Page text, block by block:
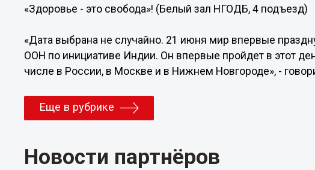
«Здоровье - это свобода»! (Белый зал НГОДБ, 4 подъезд)
«Дата выбрана не случайно. 21 июня мир впервые
ООН по инициативе Индии. Он впервые пройдет в этот
числе в России, в Москве и в Нижнем Новгороде», -
Еще в рубрике
Новости партнёров